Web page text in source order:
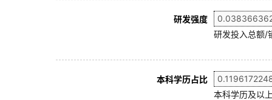
研发强度
研发投入总额/
本科学历占比
本科学历及以